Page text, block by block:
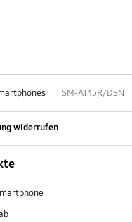
SM-A145R/DSN
widerrufen